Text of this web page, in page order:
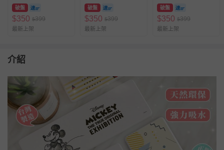
子】珪藻土軟式吸水
杯墊 吸水墊 台灣製
造二入組
10X10X0.5cm
破盤
$350 $399
最新上架
藻土軟式吸水杯墊
吸水墊 台灣製造二
入組10X10X0.5cm
破盤
$350 $399
最新上架
藻土軟式吸水杯墊
吸水墊 台灣製造二
入組10X10X0.5cm
破盤
$350 $399
最新上架
介紹